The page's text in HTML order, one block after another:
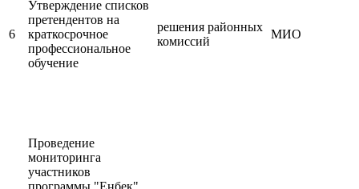
6
Утверждение списков
претендентов на
краткосрочное
профессиональное
обучение
решения районных
комиссий
МИО
Проведение
мониторинга
участников
программы "Еңбек",